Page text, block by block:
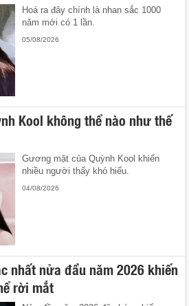
Hoá ra đây chính là nhan sắc 1000
năm mới có 1 lần.
05/08/2026
Kool không thể nào như thế
Gương mặt của Quỳnh Kool khiến
nhiều người thấy khó hiểu.
04/08/2026
nhất nửa đầu năm 2026 khiến
rời mắt